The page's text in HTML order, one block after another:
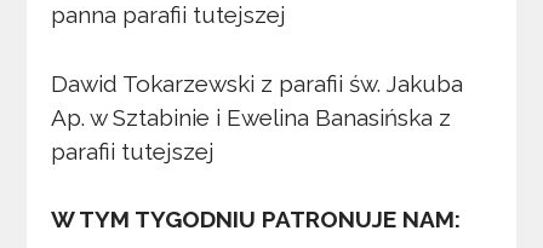
panna parafii tutejszej
Dawid Tokarzewski z parafii św. Jakuba
Ap. w Sztabinie i Ewelina Banasińska z
parafii tutejszej
W TYM TYGODNIU PATRONUJE NAM: